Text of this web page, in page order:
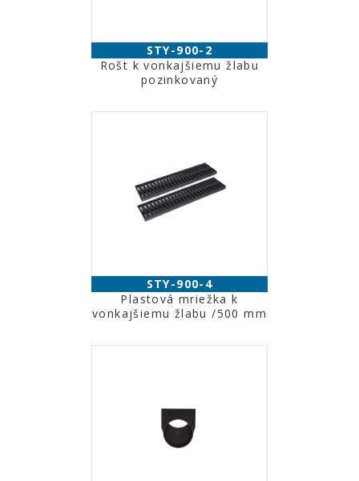
STY-900-2
Rošt k vonkajšiemu žlabu
pozinkovaný
STY-900-4
Plastová mriežka k
vonkajšiemu žlabu /500 mm